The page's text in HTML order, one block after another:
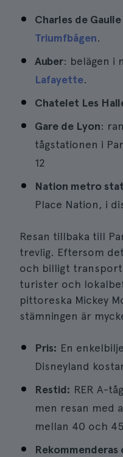
Charles de
Triumfbågen.
Auber: belägen i
Lafayette.
Chatelet Les
Gare de Lyon:
tågstationen i
12
Nation metro
Place Nation, i
Resan tillbaka till
trevlig. Eftersom
och billigt
turister och
pittoreska Mickey
stämningen är
Pris: En
Disneyland
Restid: RER A-
men resan med
mellan 40 och
Rekommenderas